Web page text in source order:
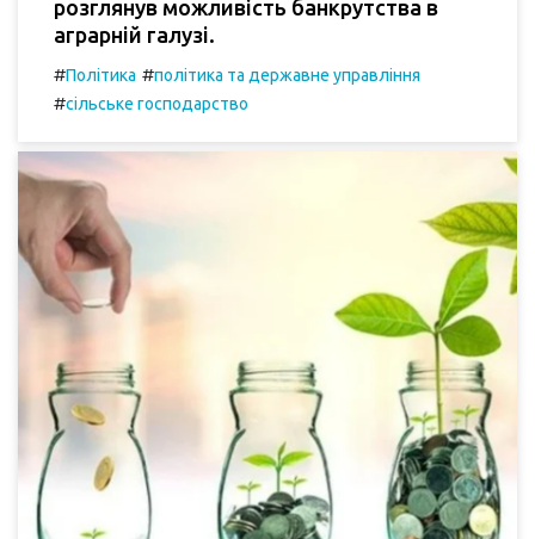
розглянув можливість банкрутства в
аграрній галузі.
#Політика #політика та державне управління
#сільське господарство